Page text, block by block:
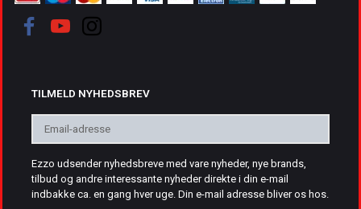
TILMELD NYHEDSBREV
adresse
Ezzo udsender nyhedsbreve med vare nyheder, nye brands,
tilbud og andre interessante nyheder direkte i din e-mail
indbakke ca. en gang hver uge. Din e-mail adresse bliver os hos.